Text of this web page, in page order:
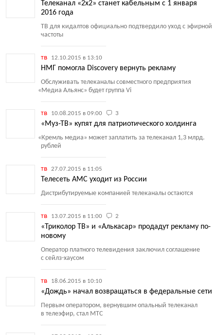
Телеканал «2х2» станет кабельным с 1 января
2016 года
ТВ для кидалтов официально подтвердило уход с эфирной
частоты
тв 12.10.2015 в 13:10
НМГ помогла Discovery вернуть рекламу
Обслуживать телеканалы совместного предприятия
«Медиа Альянс» будет группа Vi
тв 10.08.2015 в 09:00 3
«Муз-ТВ» купят для патриотического холдинга
«Кремль медиа» может заплатить за телеканал 1,3 млрд.
рублей
тв 27.07.2015 в 11:05
Телесеть AMC уходит из России
Дистрибутируемые компанией телеканалы остаются
тв 13.07.2015 в 11:00 2
«Триколор ТВ» и «Алькасар» продадут рекламу по-
новому
Оператор платного телевидения заключил соглашение
с сейлз-хаусом
тв 18.06.2015 в 10:10
«Дождь» начал возвращаться в федеральные сети
Первым оператором, вернувшим опальный телеканал
в телеэфир, стал МТС